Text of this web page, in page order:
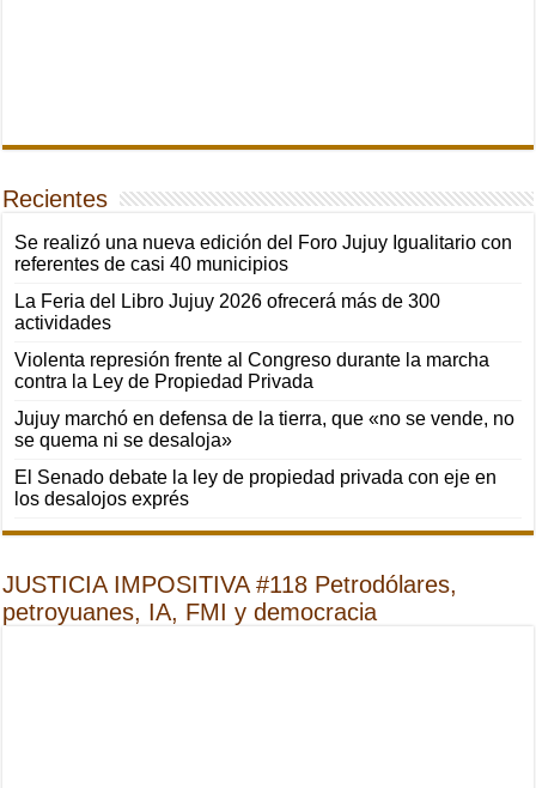
Recientes
Se realizó una nueva edición del Foro Jujuy Igualitario con
referentes de casi 40 municipios
La Feria del Libro Jujuy 2026 ofrecerá más de 300
actividades
Violenta represión frente al Congreso durante la marcha
contra la Ley de Propiedad Privada
Jujuy marchó en defensa de la tierra, que «no se vende, no
se quema ni se desaloja»
El Senado debate la ley de propiedad privada con eje en
los desalojos exprés
JUSTICIA IMPOSITIVA #118 Petrodólares,
petroyuanes, IA, FMI y democracia